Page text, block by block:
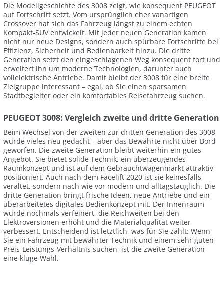
Die Modellgeschichte des 3008 zeigt, wie konsequent PEUGEOT
auf Fortschritt setzt. Vom ursprünglich eher vanartigen
Crossover hat sich das Fahrzeug längst zu einem echten
Kompakt-SUV entwickelt. Mit jeder neuen Generation kamen
nicht nur neue Designs, sondern auch spürbare Fortschritte bei
Effizienz, Sicherheit und Bedienbarkeit hinzu. Die dritte
Generation setzt den eingeschlagenen Weg konsequent fort und
erweitert ihn um moderne Technologien, darunter auch
vollelektrische Antriebe. Damit bleibt der 3008 für eine breite
Zielgruppe interessant – egal, ob Sie einen sparsamen
Stadtbegleiter oder ein komfortables Reisefahrzeug suchen.
PEUGEOT 3008: Vergleich zweite und dritte Generation
Beim Wechsel von der zweiten zur dritten Generation des 3008
wurde vieles neu gedacht – aber das Bewährte nicht über Bord
geworfen. Die zweite Generation bleibt weiterhin ein gutes
Angebot. Sie bietet solide Technik, ein überzeugendes
Raumkonzept und ist auf dem Gebrauchtwagenmarkt attraktiv
positioniert. Auch nach dem Facelift 2020 ist sie keinesfalls
veraltet, sondern nach wie vor modern und alltagstauglich. Die
dritte Generation bringt frische Ideen, neue Antriebe und ein
überarbeitetes digitales Bedienkonzept mit. Der Innenraum
wurde nochmals verfeinert, die Reichweiten bei den
Elektroversionen erhöht und die Materialqualität weiter
verbessert. Entscheidend ist letztlich, was für Sie zählt: Wenn
Sie ein Fahrzeug mit bewährter Technik und einem sehr guten
Preis-Leistungs-Verhältnis suchen, ist die zweite Generation
eine kluge Wahl.